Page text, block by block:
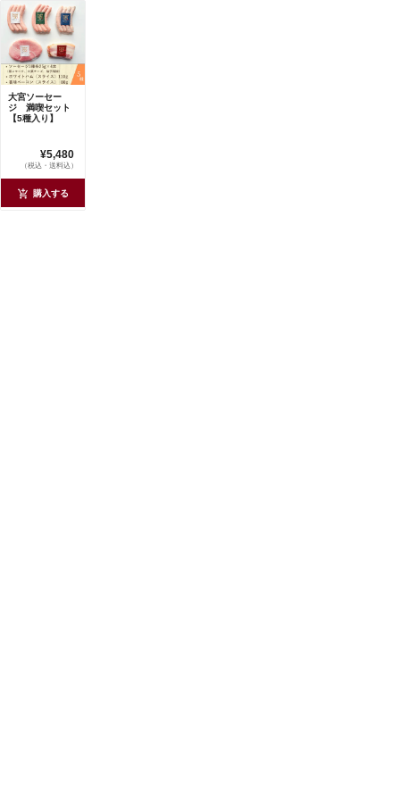
大宮ソーセー
ジ 満喫セット
【5種入り】
¥5,480
（税込・送料込）
購入する